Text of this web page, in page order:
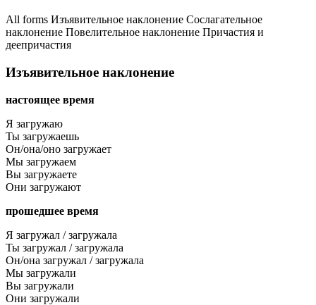
All forms Изъявительное наклонение Сослагательное
наклонение Повелительное наклонение Причастия и
деепричастия
Изъявительное наклонение
настоящее время
Я загружаю
Ты загружаешь
Он/она/оно загружает
Мы загружаем
Вы загружаете
Они загружают
прошедшее время
Я загружал / загружала
Ты загружал / загружала
Он/она загружал / загружала
Мы загружали
Вы загружали
Они загружали